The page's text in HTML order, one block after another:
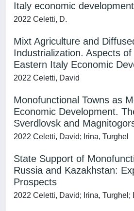
Italy economic
2022 Celetti, D.
Mixt Agriculture and
Industrialization. Aspects
Eastern Italy Economic
2022 Celetti, David
Monofunctional Towns as
Economic Development.
Sverdlovsk and
2022 Celetti, David; Irina, Turghel
State Support of
Russia and Kazakhstan:
Prospects
2022 Celetti, David; Irina, Turghel;